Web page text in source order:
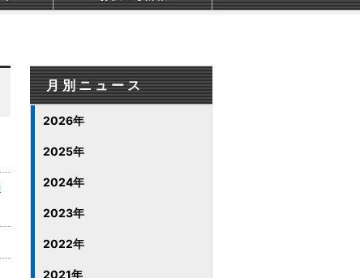
月別ニュース
2026年
2025年
2024年
2023年
2022年
2021年